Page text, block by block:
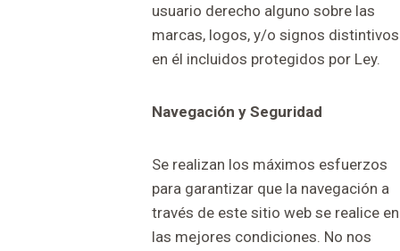
usuario derecho alguno sobre las
marcas, logos, y/o signos distintivos
en él incluidos protegidos por Ley.
Navegación y Seguridad
Se realizan los máximos esfuerzos
para garantizar que la navegación a
través de este sitio web se realice en
las mejores condiciones. No nos